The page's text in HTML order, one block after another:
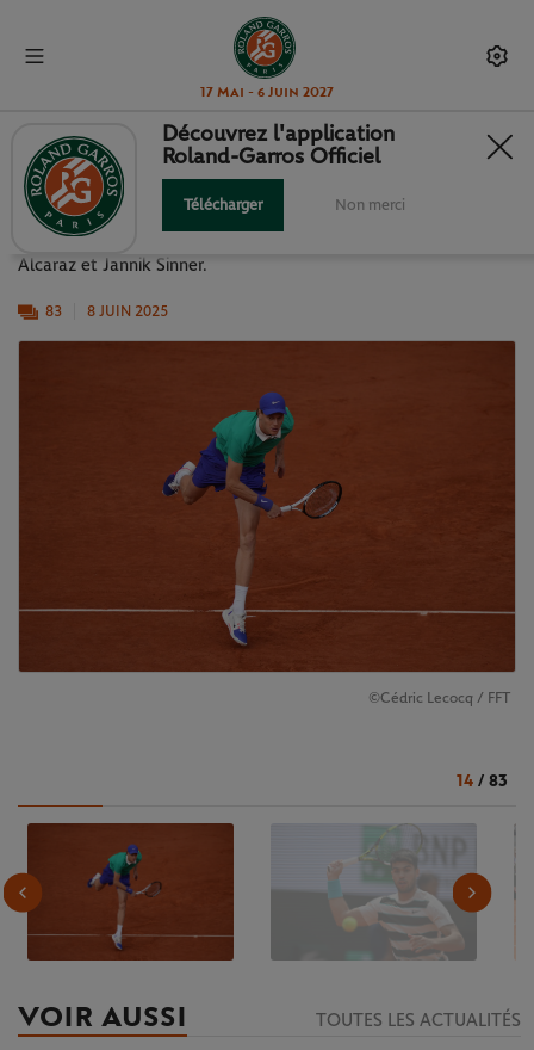
17 Mai - 6 Juin 2027
LA FINALE MESSIEURS EN IMAGES
Alcaraz et Jannik Sinner.
83 8 JUIN 2025
©Cédric Lecocq / FFT
14 / 83
VOIR AUSSI TOUTES LES ACTUALITÉS
Découvrez l'application
Roland-Garros Officiel
Télécharger Non merci